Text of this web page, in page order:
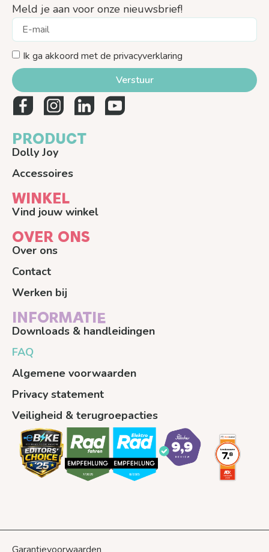
Meld je aan voor onze nieuwsbrief!
Ik ga akkoord met de privacyverklaring
Verstuur
PRODUCT
Dolly Joy
Accessoires
WINKEL
Vind jouw winkel
OVER ONS
Over ons
Contact
Werken bij
INFORMATIE
Downloads & handleidingen
FAQ
Algemene voorwaarden
Privacy statement
Veiligheid & terugroepacties